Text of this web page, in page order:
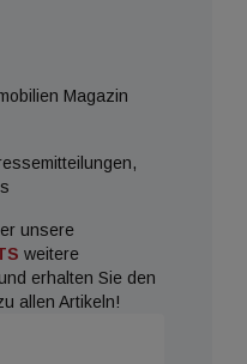
Magazin
unsere
weitere
erhalten Sie den
allen Artikeln!